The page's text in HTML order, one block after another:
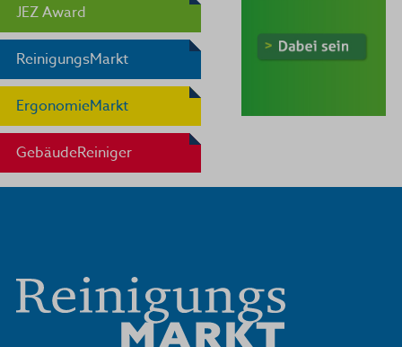
JEZ Award
ReinigungsMarkt
ErgonomieMarkt
GebäudeReiniger